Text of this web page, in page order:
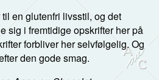
en glutenfri livsstil, og det
sig i fremtidige opskrifter her på
forbliver her selvfølgelig. Og
den gode smag.